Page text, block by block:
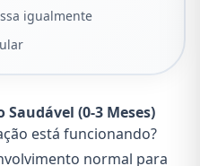
igualmente
(0-3 Meses)
está funcionando?
normal para